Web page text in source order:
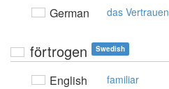
German das Vertrauen
förtrogen Swedish
English familiar